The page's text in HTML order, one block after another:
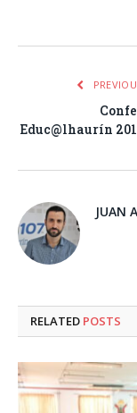
Educ@lhaurín
JUAN
RELATED POSTS